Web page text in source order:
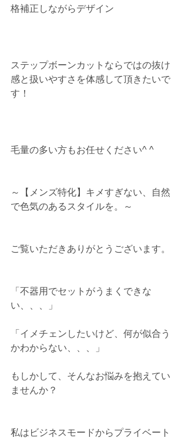
格補正しながらデザイン
ステップボーンカットならではの抜け
感と扱いやすさを体感して頂きたいで
す！
毛量の多い方もお任せください^ ^
～【メンズ特化】キメすぎない、自然
で色気のあるスタイルを。～
ご覧いただきありがとうございます。
「不器用でセットがうまくできな
い、、、」
「イメチェンしたいけど、何が似合う
かわからない、、、」
もしかして、そんなお悩みを抱えてい
ませんか？
私はビジネスモードからプライベート